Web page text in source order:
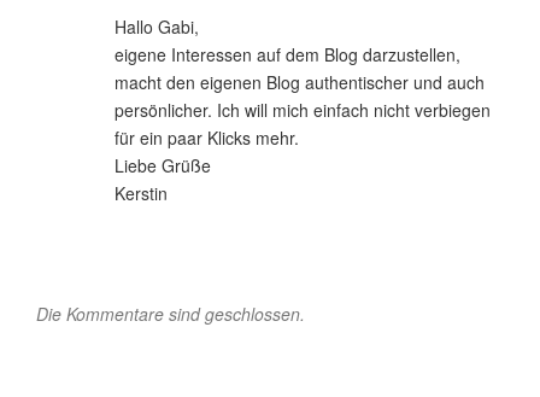
Hallo Gabi,
eigene Interessen auf dem Blog darzustellen,
macht den eigenen Blog authentischer und auch
persönlicher. Ich will mich einfach nicht verbiegen
für ein paar Klicks mehr.
Liebe Grüße
Kerstin
Die Kommentare sind geschlossen.